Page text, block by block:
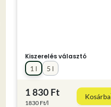
Kiszerelés választó
1 l
5 l
1 830 Ft
1830 Ft/l
Kosárba